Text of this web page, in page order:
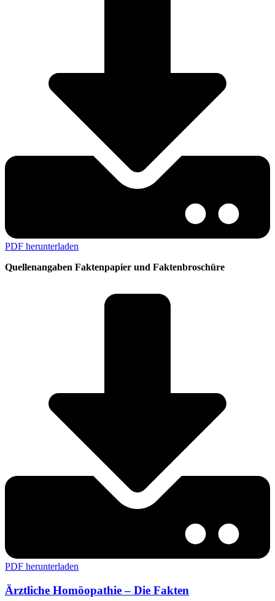
PDF herunterladen
Quellenangaben Faktenpapier und Faktenbroschüre
PDF herunterladen
Ärztliche Homöopathie – Die Fakten